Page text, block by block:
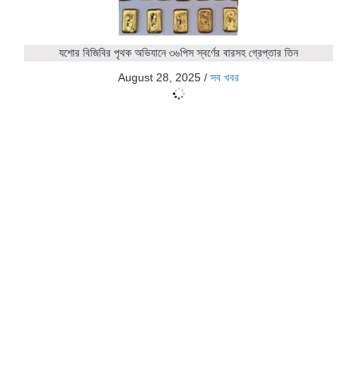
যশোর বিজিবির পৃথক অভিযানে ৩৬পিস স্বর্ণের বারসহ গ্রেপ্তার তিন
August 28, 2025 / সব খবর